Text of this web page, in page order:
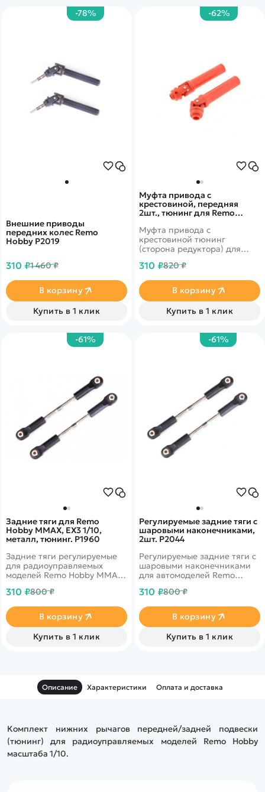
-78%
Внешние приводы
передних колес Remo
Hobby P2019
310 ₽1 460 ₽
В корзину
Купить в 1 клик
-62%
Муфта привода с
крестовиной, передняя
2шт., тюнинг для Remo
Муфта привода с
крестовиной тюнинг
(сторона редуктора) для
Batman RH1091, RH1092,
RH1071, RH1072 масштаба
1/10
310 ₽820 ₽
В корзину
Купить в 1 клик
-61%
Задние тяги для Remo
Hobby MMAX, EX3 1/10,
металл, тюнинг. P1960
Задние тяги регулируемые
для радиоуправляемых
моделей Remo Hobby MMAX,
310 ₽800 ₽
В корзину
Купить в 1 клик
-61%
Регулируемые задние тяги с
шаровыми наконечниками,
2шт. P2044
Регулируемые задние тяги с
шаровыми наконечниками
для автомоделей Remo
310 ₽800 ₽
В корзину
Купить в 1 клик
Описание Характеристики Оплата и доставка
Комплект нижних рычагов передней/задней подвески
(тюнинг) для радиоуправляемых моделей Remo Hobby
масштаба 1/10.